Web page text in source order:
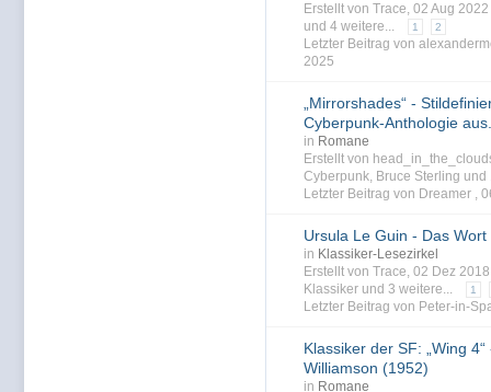
Erstellt von Trace, 02 Aug
und 4 weitere...
1 2
Letzter Beitrag von
2025
„Mirrorshades“ -
Cyberpunk-Anthologie
in Romane
Erstellt von
Cyberpunk, Bruce Sterling und
Letzter Beitrag von Dreamer ,
Ursula Le Guin - Das
in Klassiker-Lesezirkel
Erstellt von Trace, 02 Dez
Klassiker und 3 weitere... 1
Letzter Beitrag von Peter-in-
Klassiker der SF: „Wing 4“
Williamson (1952)
in Romane